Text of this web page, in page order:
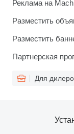
Реклама на
Разместить
Разместить
Партнерская
Для